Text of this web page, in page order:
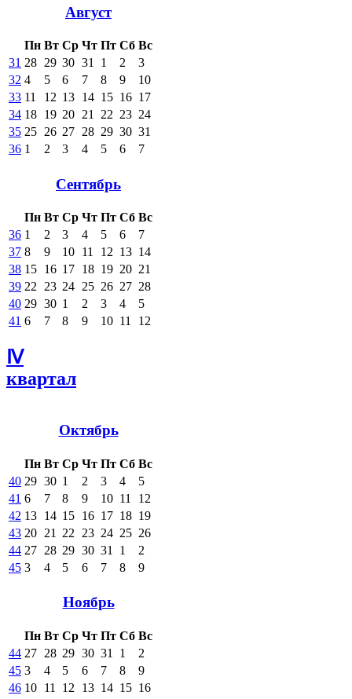
Август
Пн Вт Ср Чт Пт Сб Вс
31 28 29 30 31 1 2
3
32 4 5 6 7 8 9
10
33 11 12 13 14 15 16 17
34 18 19 20 21 22 23 24
35 25 26 27 28 29 30 31
36 1 2 3 4 5 6 7
Сентябрь
Пн Вт Ср Чт Пт Сб Вс
36 1 2 3 4 5 6
7
37 8 9 10 11 12 13 14
38 15 16 17 18 19 20 21
39 22 23 24 25 26 27 28
40 29 30 1 2 3 4
5
41 6 7 8 9 10 11 12
Ⅳ
квартал
Октябрь
Пн Вт Ср Чт Пт Сб Вс
40 29 30 1 2 3 4
5
41 6 7 8 9 10 11
12
42 13 14 15 16 17 18 19
43 20 21 22 23 24 25 26
44 27 28 29 30 31 1
2
45 3 4 5 6 7 8 9
Ноябрь
Пн Вт Ср Чт Пт Сб Вс
44 27 28 29 30 31 1
2
45 3 4 5 6 7 8
9
46 10 11 12 13 14 15 16